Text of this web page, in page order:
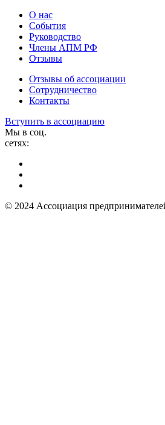
О нас
События
Руководство
Члены АПМ РФ
Отзывы
Отзывы об ассоциации
Сотрудничество
Контакты
Вступить в ассоциацию
Мы в соц.
сетях:
© 2024 Ассоциация